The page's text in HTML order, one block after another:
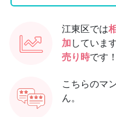
江東区では
加 しています
売り時です！
こちらのマ
ん。